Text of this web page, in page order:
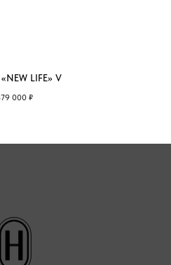
LIFE» V
000 ₽